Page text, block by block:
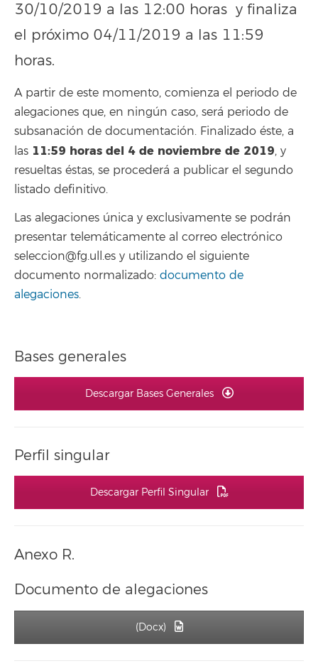
30/10/2019 a las 12:00 horas y finaliza
el próximo 04/11/2019 a las 11:59
horas.
A partir de este momento, comienza el periodo de
alegaciones que, en ningún caso, será periodo de
subsanación de documentación. Finalizado éste, a
las 11:59 horas del 4 de noviembre de 2019, y
resueltas éstas, se procederá a publicar el segundo
listado definitivo.
Las alegaciones única y exclusivamente se podrán
presentar telemáticamente al correo electrónico
seleccion@fg.ull.es y utilizando el siguiente
documento normalizado: documento de
alegaciones.
Bases generales
Descargar Bases Generales
Perfil singular
Descargar Perfil Singular
Anexo R.
Documento de alegaciones
(Docx)